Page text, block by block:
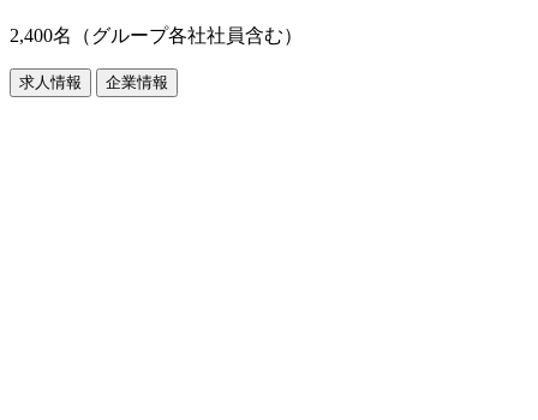
2,400名（グループ各社社員含む）
求人情報 企業情報